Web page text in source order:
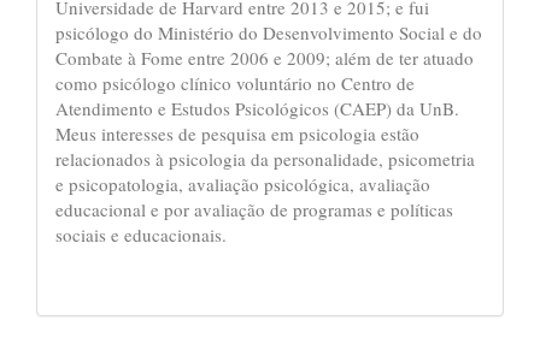
Universidade de Harvard entre 2013 e 2015; e fui
psicólogo do Ministério do Desenvolvimento Social e do
Combate à Fome entre 2006 e 2009; além de ter atuado
como psicólogo clínico voluntário no Centro de
Atendimento e Estudos Psicológicos (CAEP) da UnB.
Meus interesses de pesquisa em psicologia estão
relacionados à psicologia da personalidade, psicometria
e psicopatologia, avaliação psicológica, avaliação
educacional e por avaliação de programas e políticas
sociais e educacionais.